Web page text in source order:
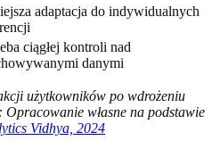
adaptacja do indywidualnych
ciągłej kontroli nad
danymi
użytkowników po wdrożeniu
Opracowanie własne na podstawie
Vidhya, 2024